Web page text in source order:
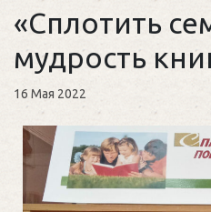
«Сплотить
мудрость
16 Мая 2022